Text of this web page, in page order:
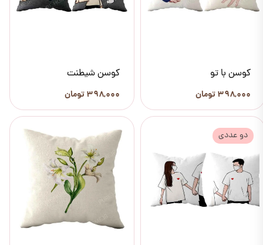
کوسن با تو
۳۹۸,۰۰۰ تومان
کوسن شیطنت
۳۹۸,۰۰۰ تومان
دو عددی